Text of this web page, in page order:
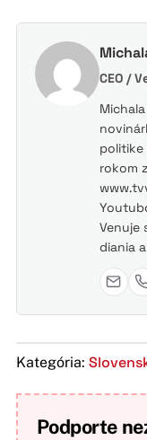
CEO /
politike
rokom
Venuje
diania
Kategória:
Podporte